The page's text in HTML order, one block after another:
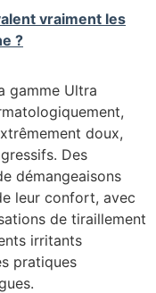
vraiment les
?
gamme Ultra
doux,
Des
démangeaisons
leur confort, avec
de tiraillement
irritants
pratiques